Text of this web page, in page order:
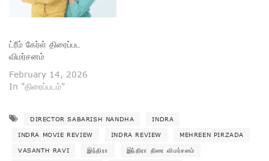
ட்ரீம் கேர்ள் திரைப்பட
விமர்சனம்
February 14, 2026
In "திரைப்படம்"
DIRECTOR SABARISH NANDHA INDRA
INDRA MOVIE REVIEW INDRA REVIEW MEHREEN PIRZADA
VASANTH RAVI இந்திரா இந்திரா திரை விமர்சனம்